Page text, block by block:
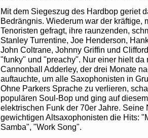
Mit dem Siegeszug des Hardbop geriet
Bedrängnis. Wiederum war der kräftige,
Tenoristen gefragt, ihre raunzenden,
Stanley Turrentine, Joe Henderson,
John Coltrane, Johnny Griffin und
"funky" und "preachy". Nur einer hielt da
Cannonball Adderley, der drei Monate
auftauchte, um alle Saxophonisten in
Ohne Parkers Sprache zu verlieren,
populären Soul-Bop und ging auf
elektrischen Funk der 70er Jahre. Seine
gewichtigen Altsaxophonisten die Hits:
Samba", "Work Song".